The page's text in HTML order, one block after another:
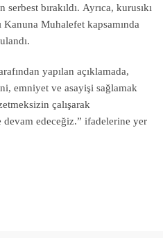
serbest bırakıldı. Ayrıca, kurusıkı
Kanuna Muhalefet kapsamında
yapılan açıklamada,
emniyet ve asayişi sağlamak
çalışarak
devam edeceğiz.” ifadelerine yer